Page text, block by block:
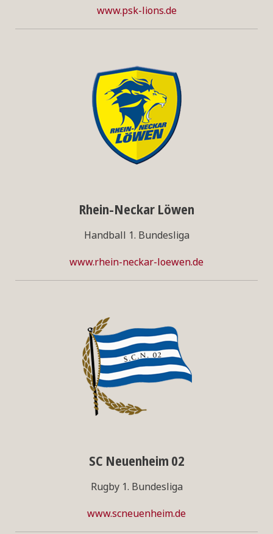
www.psk-lions.de
Rhein-Neckar Löwen
Handball 1. Bundesliga
www.rhein-neckar-loewen.de
SC Neuenheim 02
Rugby 1. Bundesliga
www.scneuenheim.de